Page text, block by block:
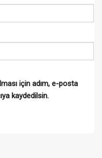
için adım, e-posta
kaydedilsin.